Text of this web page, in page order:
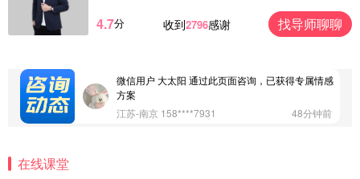
4.7分 收到2796感谢 找导师聊聊
微信用户 Vnno 通过此页面咨询，已获得专属情感方
微信用户 大太阳 通过此页面咨询，已获得专属情感
方案
江苏-南京 158****7931
48分钟前
在线课堂